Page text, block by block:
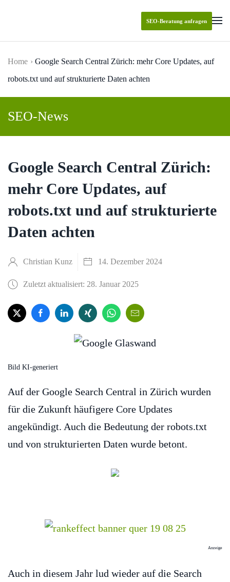
SEO-Beratung anfragen
Home
Google Search Central Zürich: mehr Core Updates, auf
robots.txt und auf strukturierte Daten achten
SEO-News
Google Search Central Zürich:
mehr Core Updates, auf
robots.txt und auf strukturierte
Daten achten
Christian Kunz 14. Dezember 2024
Zuletzt aktualisiert: 28. Januar 2025
Bild KI-generiert
Auf der Google Search Central in Zürich wurden
für die Zukunft häufigere Core Updates
angekündigt. Auch die Bedeutung der robots.txt
und von strukturierten Daten wurde betont.
Anzeige
Auch in diesem Jahr lud wieder auf die Search